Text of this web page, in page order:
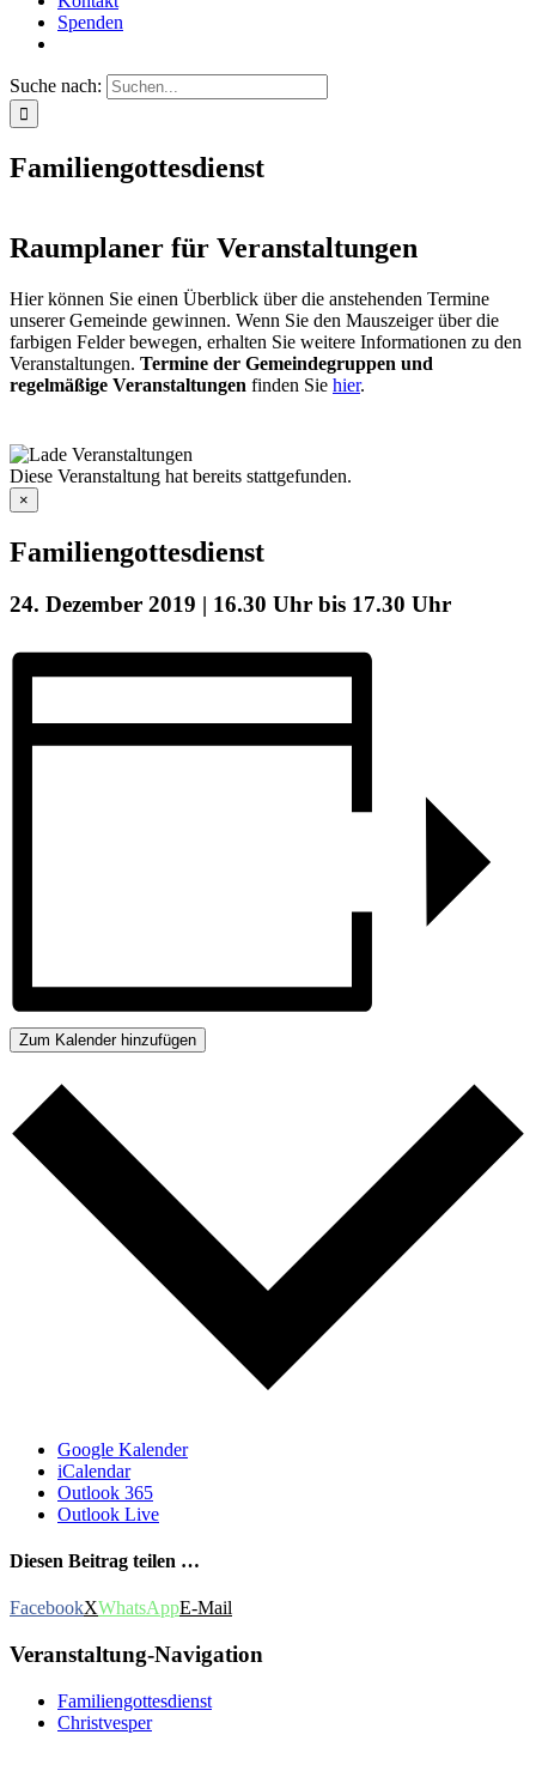
Spenden
Suche nach:
Familiengottesdienst
Raumplaner für Veranstaltungen
Hier können Sie einen Überblick über die anstehenden Termine
unserer Gemeinde gewinnen. Wenn Sie den Mauszeiger über die
farbigen Felder bewegen, erhalten Sie weitere Informationen zu den
Veranstaltungen. Termine der Gemeindegruppen und
regelmäßige Veranstaltungen finden Sie hier.
Diese Veranstaltung hat bereits stattgefunden.
×
Familiengottesdienst
24. Dezember 2019 | 16.30 Uhr bis 17.30 Uhr
Zum Kalender hinzufügen
Google Kalender
iCalendar
Outlook 365
Outlook Live
Diesen Beitrag teilen …
FacebookXWhatsAppE-Mail
Veranstaltung-Navigation
Familiengottesdienst
Christvesper